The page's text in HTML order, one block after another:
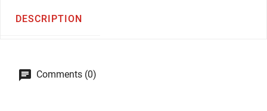
DESCRIPTION
Comments (0)